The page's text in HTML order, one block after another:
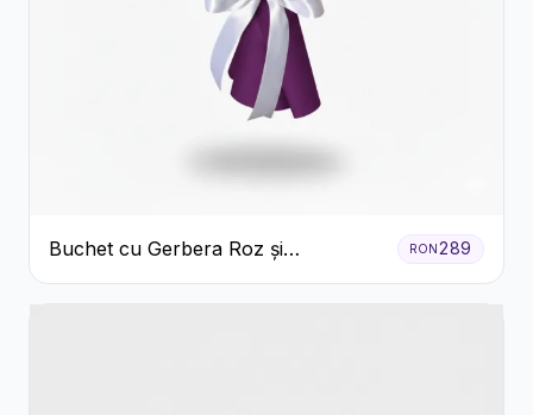
Buchet cu Gerbera Roz și
Crizanteme Verzi
RON289